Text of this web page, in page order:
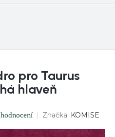
pro Taurus
hlaveň
Značka: KOMISE